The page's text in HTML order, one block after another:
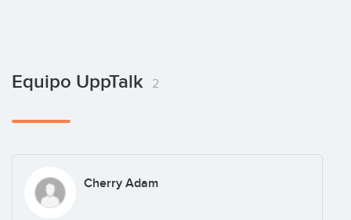
Equipo UppTalk 2
Cherry Adam